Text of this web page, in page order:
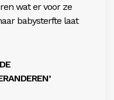
wat er voor ze
babysterfte laat